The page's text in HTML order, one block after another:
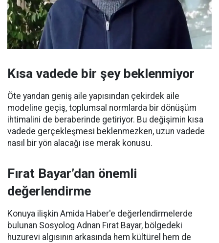
Kısa vadede bir şey beklenmiyor
Öte yandan geniş aile yapısından çekirdek aile
modeline geçiş, toplumsal normlarda bir dönüşüm
ihtimalini de beraberinde getiriyor. Bu değişimin kısa
vadede gerçekleşmesi beklenmezken, uzun vadede
nasıl bir yön alacağı ise merak konusu.
Fırat Bayar’dan önemli
değerlendirme
Konuya ilişkin Amida Haber'e değerlendirmelerde
bulunan Sosyolog Adnan Fırat Bayar, bölgedeki
huzurevi algısının arkasında hem kültürel hem de